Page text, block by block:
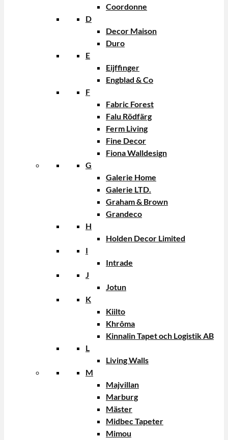
Coordonne
D
Decor Maison
Duro
E
Eijffinger
Engblad & Co
F
Fabric Forest
Falu Rödfärg
Ferm Living
Fine Decor
Fiona Walldesign
G
Galerie Home
Galerie LTD.
Graham & Brown
Grandeco
H
Holden Decor Limited
I
Intrade
J
Jotun
K
Kiilto
Khrôma
Kinnalin Tapet och Logistik AB
L
Living Walls
M
Majvillan
Marburg
Mäster
Midbec Tapeter
Mimou